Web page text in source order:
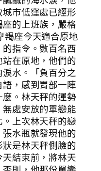
市低窪處已經形
的上班族，嚴格
羯座今天適合原地
指令。數百名西
在原地，他們的
水。「負百分之
，感到胃部一陣
。林天秤的運勢
處安放的單戀能
上次林天秤的戀
水瓶就發現他的
是林天秤側臉的
結束前，將林天